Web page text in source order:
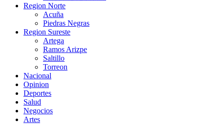
Region Norte
Acuña
Piedras Negras
Region Sureste
Artega
Ramos Arizpe
Saltillo
Torreon
Nacional
Opinion
Deportes
Salud
Negocios
Artes